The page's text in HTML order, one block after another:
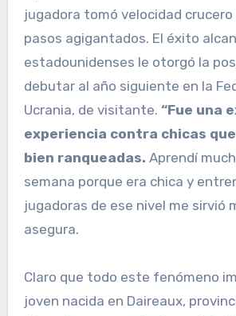
jugadora tomó velocidad crucero
pasos agigantados. El éxito
estadounidenses le otorgó la
debutar al año siguiente en la
Ucrania, de visitante. “Fue una
experiencia contra chicas
bien ranqueadas. Aprendí
semana porque era chica y
jugadoras de ese nivel me sirvió
asegura.
Claro que todo este fenómeno
joven nacida en Daireaux,